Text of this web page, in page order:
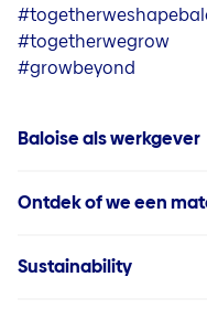
#togetherwegrow
#growbeyond
Baloise als werkgever
Ontdek of we een
Sustainability